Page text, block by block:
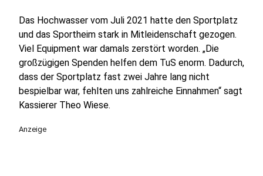
Das Hochwasser vom Juli 2021 hatte den Sportplatz
und das Sportheim stark in Mitleidenschaft gezogen.
Viel Equipment war damals zerstört worden. „Die
großzügigen Spenden helfen dem TuS enorm. Dadurch,
dass der Sportplatz fast zwei Jahre lang nicht
bespielbar war, fehlten uns zahlreiche Einnahmen“ sagt
Kassierer Theo Wiese.
Anzeige